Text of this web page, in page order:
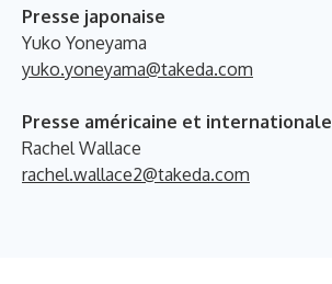
Presse japonaise
Yuko Yoneyama
yuko.yoneyama@takeda.com
Presse américaine et internationale
Rachel Wallace
rachel.wallace2@takeda.com